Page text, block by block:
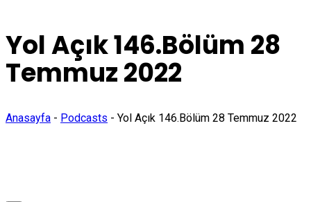
Yol Açık 146.Bölüm 28
Temmuz 2022
Anasayfa - Podcasts - Yol Açık 146.Bölüm 28 Temmuz 2022